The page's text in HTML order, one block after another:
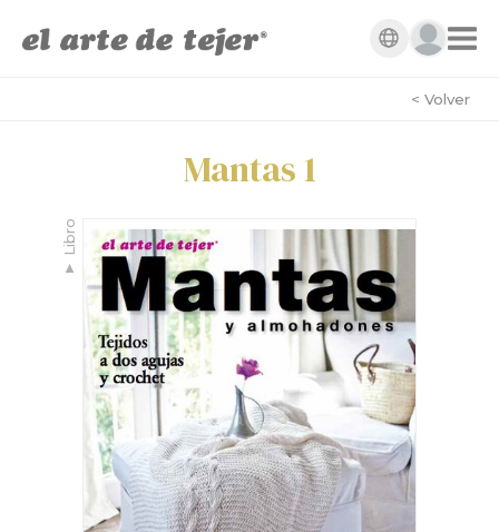
< Volver
Mantas 1
▼
Libro